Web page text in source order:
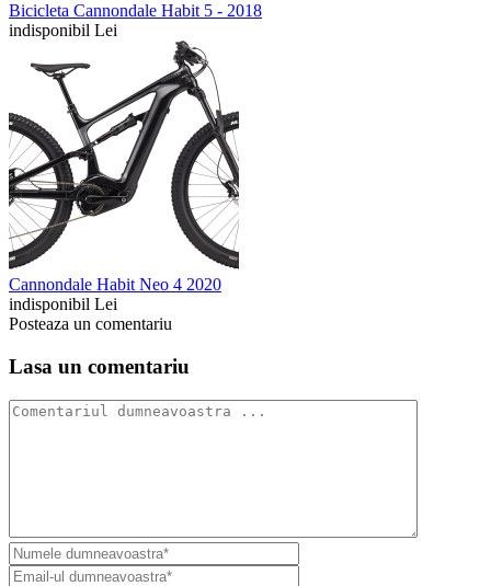
Bicicleta Cannondale Habit 5 - 2018
indisponibil Lei
Cannondale Habit Neo 4 2020
indisponibil Lei
Posteaza un comentariu
Lasa un comentariu